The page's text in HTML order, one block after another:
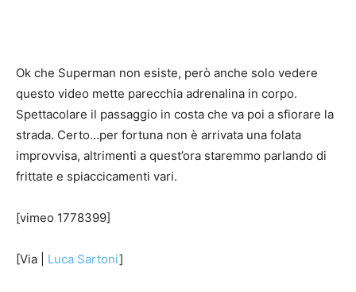
Ok che Superman non esiste, però anche solo vedere
questo video mette parecchia adrenalina in corpo.
Spettacolare il passaggio in costa che va poi a sfiorare la
strada. Certo…per fortuna non è arrivata una folata
improvvisa, altrimenti a quest’ora staremmo parlando di
frittate e spiaccicamenti vari.
[vimeo 1778399]
[Via | Luca Sartoni]